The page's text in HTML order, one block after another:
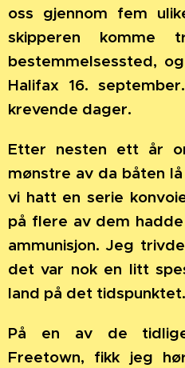
oss gjennom fem
skipperen
bestemmelsessted,
Halifax 16.
krevende dager.
Etter nesten ett år
mønstre av da båten
vi hatt en serie
på flere av dem
ammunisjon. Jeg
det var nok en litt
land på det tidspunktet.
På en av de
Freetown, fikk jeg